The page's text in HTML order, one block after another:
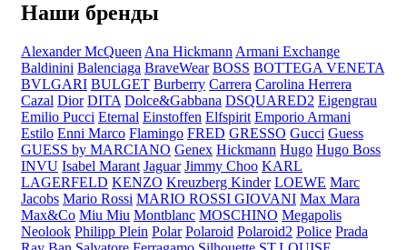
Наши бренды
Alexander McQueen Ana Hickmann Armani Exchange
Baldinini Balenciaga BraveWear BOSS BOTTEGA VENETA
BVLGARI BULGET Burberry Carrera Carolina Herrera
Cazal Dior DITA Dolce&Gabbana DSQUARED2 Eigengrau
Emilio Pucci Eternal Einstoffen Elfspirit Emporio Armani
Estilo Enni Marco Flamingo FRED GRESSO Gucci Guess
GUESS by MARCIANO Genex Hickmann Hugo Hugo Boss
INVU Isabel Marant Jaguar Jimmy Choo KARL
LAGERFELD KENZO Kreuzberg Kinder LOEWE Marc
Jacobs Mario Rossi MARIO ROSSI GIOVANI Max Mara
Max&Co Miu Miu Montblanc MOSCHINO Megapolis
Neolook Philipp Plein Polar Polaroid Polaroid2 Police Prada